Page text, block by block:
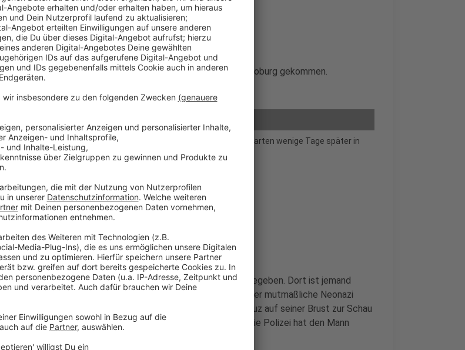
in der Coburg
3.450 Badegäste sind zum Start in die Freibadsaison in die Coburg gekommen.
Freibad Coburg öffnet immer als erstes, die anderen Freibäder starten wenige Tage später in
Saison.
mit Neonazi
Zwischenfall hat es offenbar im Park "Linnebrinks Garten" gegeben. Dort ist jemand
durch wiederholte Hitlergrüße aufgefallen. Zudem hat der mutmaßliche Neonazi
Oberkörper entblößt, um ein großes tätowiertes Hakenkreuz auf seiner Brust zur Schau
Dabei hat er immer wieder Umherstehende beleidigt. Die Polizei hat den Mann